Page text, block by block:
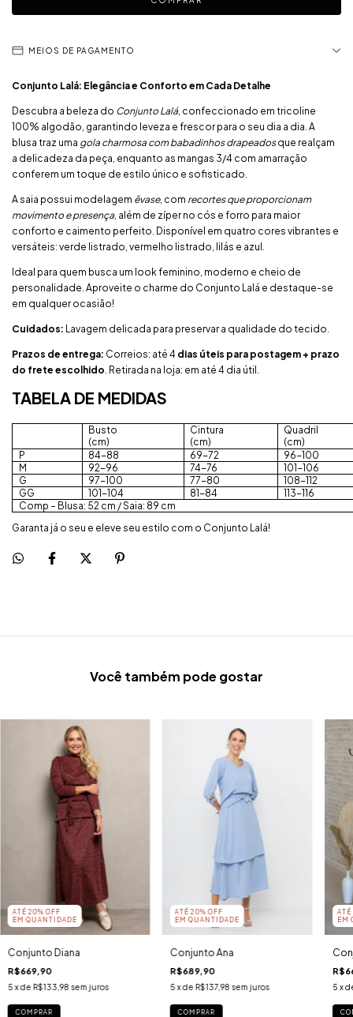
MEIOS DE PAGAMENTO
Conjunto Lalá: Elegância e Conforto em Cada Detalhe
Descubra a beleza do Conjunto Lalá, confeccionado em tricoline
100% algodão, garantindo leveza e frescor para o seu dia a dia. A
blusa traz uma gola charmosa com babadinhos drapeadosque realçam
a delicadeza da peça, enquanto as mangas 3/4 com amarração
conferem um toque de estilo único e sofisticado.
A saia possui modelagem êvase, com recortes que proporcionam
movimento e presença, além de zíper no cós e forro para maior
conforto e caimento perfeito. Disponível em quatro cores vibrantes e
versáteis: verde listrado, vermelho listrado, lilás e azul.
Ideal para quem busca um look feminino, moderno e cheio de
personalidade. Aproveite o charme do Conjunto Lalá e destaque-se
em qualquer ocasião!
Cuidados: Lavagem delicada para preservar a qualidade do tecido.
Prazos de entrega: Correios: até 4 dias úteis para postagem + prazo
do frete escolhido. Retirada na loja: em até 4 dia útil.
TABELA DE MEDIDAS
Busto
(cm)
Cintura
(cm)
Quadril
(cm)
P
84-88 69-72
96-100
M
92-96 74-76
101-106
G
97-100 77-80
108-112
GG
101-104 81-84
113-116
Comp – Blusa: 52 cm / Saia: 89 cm
Garanta já o seu e eleve seu estilo com o Conjunto Lalá!
Você também pode gostar
ATÉ 20% OFF
EM QUANTIDADE
Conjunto Diana
R$669,90
5 x de R$133,98 sem juros
COMPRAR
ATÉ 20% OFF
EM QUANTIDADE
Conjunto Ana
R$689,90
5 x de R$137,98 sem juros
COMPRAR
ATÉ
EM
5 x